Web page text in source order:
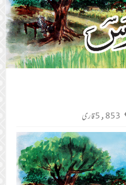
5,853 قاری